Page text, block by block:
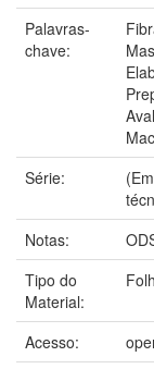
Palavras-
chave:
Série:
Notas:
Tipo do
Material:
Acesso: